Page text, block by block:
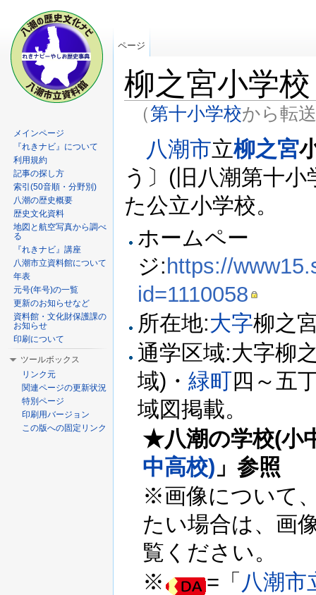
柳之宮小学校
（第十小学校から転
八潮市立柳之宮
う〕(旧八潮第十
た公立小学校。
ホームペー
ジ: https://
id=1110058
所在地:大字柳之
通学区域:大字柳
域)・緑町四～五
域図掲載。
★八潮の学校(小
中高校) 」参照
※画像について
たい場合は、画
覧ください。
※
=「 八潮
ページ
メインページ
『れきナビ』について
利用規約
記事の探し方
索引(50音順・分野別)
八潮の歴史概要
歴史文化資料
地図と航空写真から調べ
る
『れきナビ』講座
八潮市立資料館について
年表
元号(年号)の一覧
更新のお知らせなど
資料館・文化財保護課の
お知らせ
印刷について
ツールボックス
リンク元
関連ページの更新状況
特別ページ
印刷用バージョン
この版への固定リンク